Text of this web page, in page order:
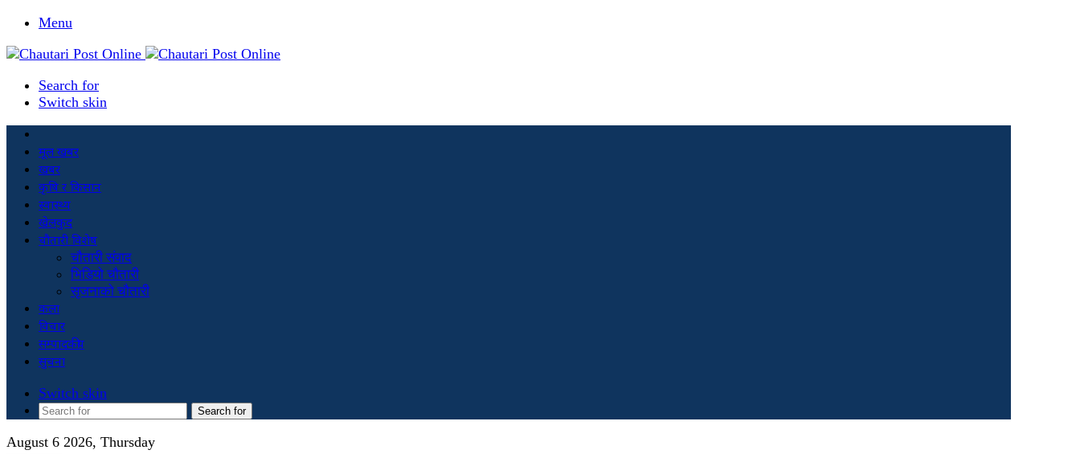
Menu
Search for
Switch skin
मूल खबर
खबर
कृषि र किसान
स्वास्थ्य
खेलकुद
चौतारी विशेष
चौतारी संवाद
भिडियो चौतारी
सृजनाको चौतारी
कला
विचार
सम्पादकीय
सुचना
Switch skin
Search for
August 6 2026, Thursday